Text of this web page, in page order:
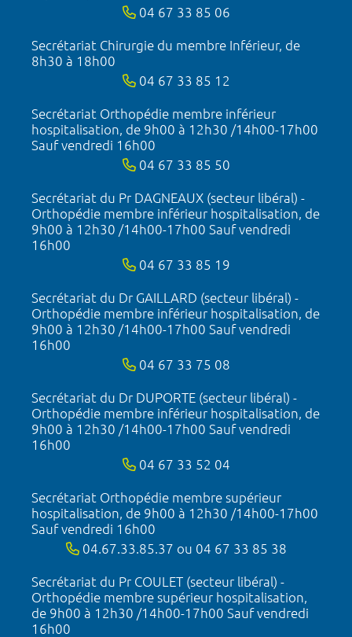
04 67 33 85 06
Secrétariat Chirurgie du membre Inférieur, de
8h30 à 18h00
04 67 33 85 12
Secrétariat Orthopédie membre inférieur
hospitalisation, de 9h00 à 12h30 /14h00-17h00
Sauf vendredi 16h00
04 67 33 85 50
Secrétariat du Pr DAGNEAUX (secteur libéral) -
Orthopédie membre inférieur hospitalisation, de
9h00 à 12h30 /14h00-17h00 Sauf vendredi
16h00
04 67 33 85 19
Secrétariat du Dr GAILLARD (secteur libéral) -
Orthopédie membre inférieur hospitalisation, de
9h00 à 12h30 /14h00-17h00 Sauf vendredi
16h00
04 67 33 75 08
Secrétariat du Dr DUPORTE (secteur libéral) -
Orthopédie membre inférieur hospitalisation, de
9h00 à 12h30 /14h00-17h00 Sauf vendredi
16h00
04 67 33 52 04
Secrétariat Orthopédie membre supérieur
hospitalisation, de 9h00 à 12h30 /14h00-17h00
Sauf vendredi 16h00
04.67.33.85.37 ou 04 67 33 85 38
Secrétariat du Pr COULET (secteur libéral) -
Orthopédie membre supérieur hospitalisation,
de 9h00 à 12h30 /14h00-17h00 Sauf vendredi
16h00